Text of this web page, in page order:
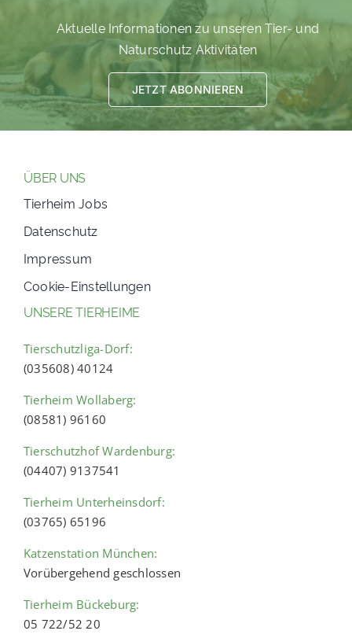
Aktuelle Informationen zu unseren Tier- und
Naturschutz Aktivitäten
JETZT ABONNIEREN
ÜBER UNS
Tierheim Jobs
Datenschutz
Impressum
Cookie-Einstellungen
UNSERE TIERHEIME
Tierschutzliga-Dorf:
(035608) 40124
Tierheim Wollaberg:
(08581) 96160
Tierschutzhof Wardenburg:
(04407) 9137541
Tierheim Unterheinsdorf:
(03765) 65196
Katzenstation München:
Vorübergehend geschlossen
Tierheim Bückeburg:
05 722/52 20